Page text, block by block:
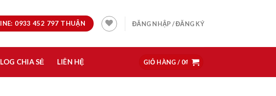
0933 452 797 THUẬN ĐĂNG NHẬP / ĐĂNG KÝ
CHIA SẺ LIÊN HỆ GIỎ HÀNG / 0₫